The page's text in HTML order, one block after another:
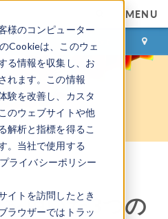
様のコンピューター
Cookieは、このウェ
る情報を収集し、お
れます。この情報
験を改善し、カスタ
のウェブサイトや他
解析と指標を得るこ
。当社で使用する
ライバシーポリシー
イトを訪問したとき
ラウザーではトラッ
MENU
ログイン お問い合わせ
用いた3つの